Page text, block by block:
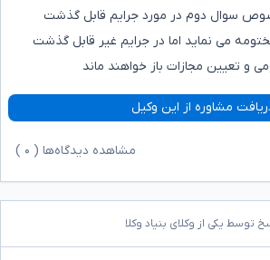
سوال دوم در مورد جرایم قابل گذشت
می نماید اما در جرایم غیر قابل گذشت
و تعیین مجازات باز خواهند ماند
مشاوره از این وکیل
مشاهده دیدگاه‌ها ( ۰
توسط یکی از وکلای بنیاد وکلا